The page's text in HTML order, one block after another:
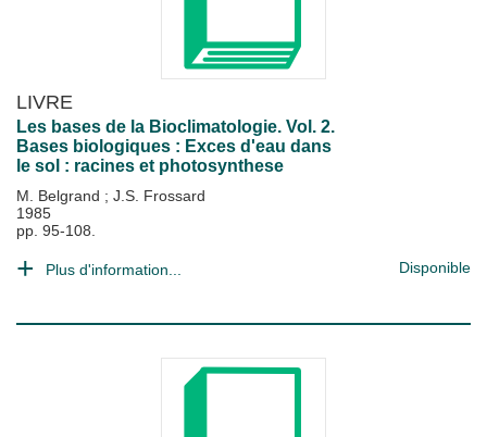
LIVRE
Les bases de la Bioclimatologie. Vol. 2.
Bases biologiques : Exces d'eau dans
le sol : racines et photosynthese
M. Belgrand ; J.S. Frossard
1985
pp. 95-108.
Plus d'information... Disponible